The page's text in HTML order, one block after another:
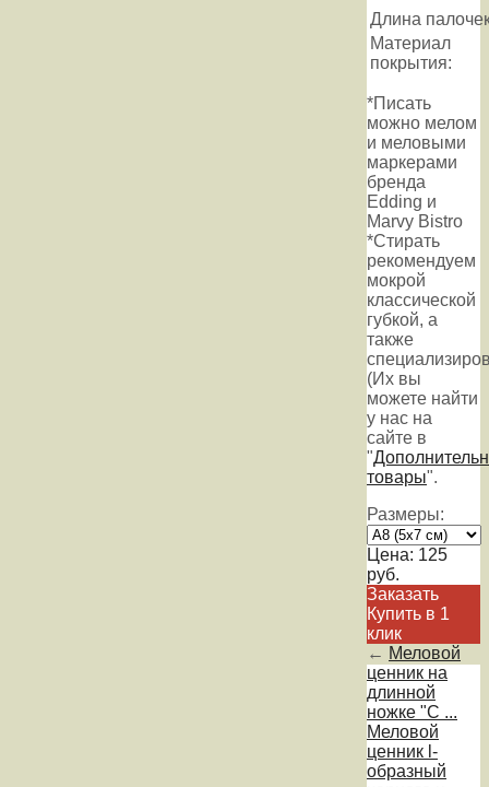
Длина
Материал
покрытия:
*Писать
можно мелом
и меловыми
маркерами
бренда
Edding и
Marvy Bistro
*Стирать
рекомендуем
мокрой
классической
губкой, а
также
(Их вы
можете найти
у нас на
сайте в
"
товары".
Размеры:
Цена: 125
руб.
Заказать
Купить в 1
клик
← Меловой
ценник на
длинной
ножке "С ...
Меловой
ценник l-
образный